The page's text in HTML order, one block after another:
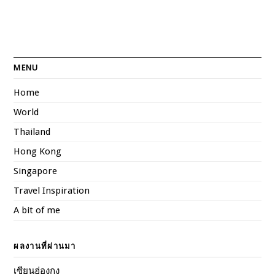
MENU
Home
World
Thailand
Hong Kong
Singapore
Travel Inspiration
A bit of me
ผลงานที่ผ่านมา
เซียนฮ่องกง